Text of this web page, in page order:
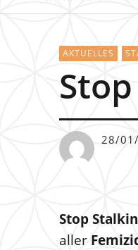
AKTUELLES
28/
Stop
aller